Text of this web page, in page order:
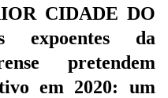
CIDADE DO
expoentes da
pretendem
em 2020: um